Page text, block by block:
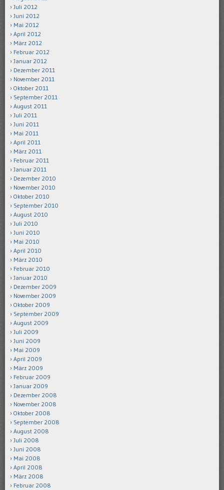
Juli 2012
Juni 2012
Mai 2012
April 2012
März 2012
Februar 2012
Januar 2012
Dezember 2011
November 2011
Oktober 2011
September 2011
August 2011
Juli 2011
Juni 2011
Mai 2011
April 2011
März 2011
Februar 2011
Januar 2011
Dezember 2010
November 2010
Oktober 2010
September 2010
August 2010
Juli 2010
Juni 2010
Mai 2010
April 2010
März 2010
Februar 2010
Januar 2010
Dezember 2009
November 2009
Oktober 2009
September 2009
August 2009
Juli 2009
Juni 2009
Mai 2009
April 2009
März 2009
Februar 2009
Januar 2009
Dezember 2008
November 2008
Oktober 2008
September 2008
August 2008
Juli 2008
Juni 2008
Mai 2008
April 2008
März 2008
Februar 2008